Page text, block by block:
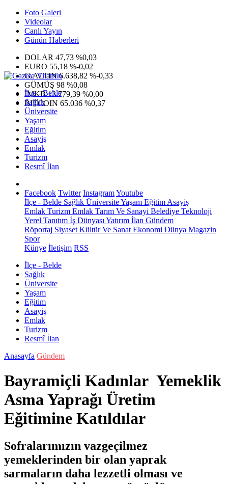
Foto Galeri
Videolar
Canlı Yayın
Günün Haberleri
DOLAR 47,73 %0,03
EURO 55,18 %-0,02
G.ALTIN6.638,82 %-0,33
GÜMÜŞ 98 %0,08
IMKB13.779,39 %0,00
BITCOIN 65.036 %0,37
İlçe - Belde
Sağlık
Üniversite
Yaşam
Eğitim
Asayiş
Emlak
Turizm
Resmî İlan
Facebook Twitter InstagramYoutube
İlçe - Belde Sağlık ÜniversiteYaşam Eğitim Asayiş
Emlak Turizm Emlak Tarım Ve Sanayi Belediye Teknoloji
Yerel Tanıtım İş Dünyası Yatırım İlan Gündem
Röportaj Siyaset Kültür Ve Sanat Ekonomi Dünya Magazin
Spor
Künye İletişim RSS
İlçe - Belde
Sağlık
Üniversite
Yaşam
Eğitim
Asayiş
Emlak
Turizm
Resmî İlan
Anasayfa Gündem
Bayramiçli Kadınlar Yemeklik
Asma Yaprağı Üretim
Eğitimine Katıldılar
Sofralarımızın vazgeçilmez
yemeklerinden bir olan yaprak
sarmaların daha lezzetli olması ve